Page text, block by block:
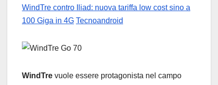
WindTre contro Iliad: nuova tariffa low cost sino a
100 Giga in 4G Tecnoandroid
WindTre vuole essere protagonista nel campo